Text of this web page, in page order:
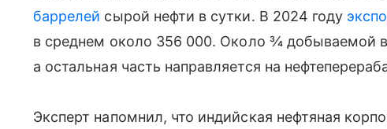
баррелей сырой нефти в сутки. В 2024 году
в среднем около 356 000. Около ¾ добываемой в
а остальная часть направляется на
Эксперт напомнил, что индийская нефтяная